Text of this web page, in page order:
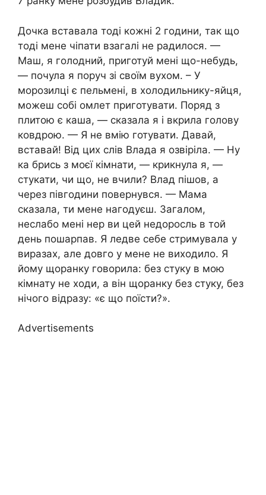
Дочка вставала тоді кожні 2 години, так що
тоді мене чіпати взагалі не радилося. —
Маш, я голодний, приготуй мені що-небудь,
— почула я поруч зі своїм вухом. – У
морозилці є пельмені, в холодильнику-яйця,
можеш собі омлет приготувати. Поряд з
плитою є каша, — сказала я і вкрила голову
ковдрою. — Я не вмію готувати. Давай,
вставай! Від цих слів Влада я озвіріла. — Ну
ка брись з моєї кімнати, — крикнула я, —
стукати, чи що, не вчили? Влад пішов, а
через півгодини повернувся. — Мама
сказала, ти мене нагодуєш. Загалом,
неслабо мені нер ви цей недоросль в той
день пошарпав. Я ледве себе стримувала у
виразах, але довго у мене не виходило. Я
йому щоранку говорила: без стуку в мою
кімнату не ходи, а він щоранку без стуку, без
нічого відразу: «є що поїсти?».
Advertisements